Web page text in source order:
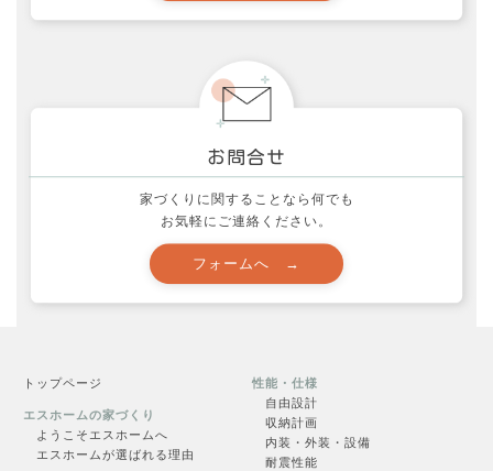
家づくりに関することなら何でも
お気軽にご連絡ください。
トップページ
エスホームの家づくり
ようこそエスホームへ
エスホームが選ばれる理由
性能・仕様
自由設計
収納計画
内装・外装・設備
耐震性能